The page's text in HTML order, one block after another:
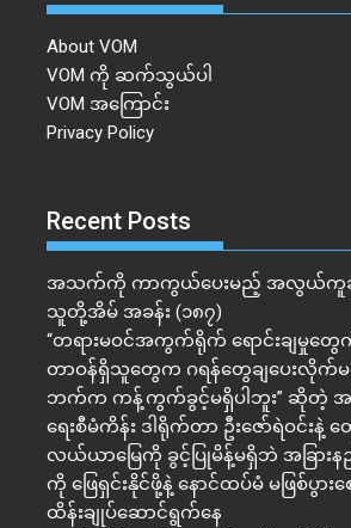
About VOM
VOM ကို ဆက်သွယ်ပါ
VOM အကြောင်း
Privacy Policy
Recent Posts
အသက်ကို ကာကွယ်ပေးမည့် အလွယ်ကူ
သူတို့အိမ် အခန်း (၁၈၇)
“တရားမဝင်အကွက်ရိုက် ရောင်းချမှုတွ
တာဝန်ရှိသူတွေက ဂရန်တွေချပေးလိုက်
ဘက်က ကန့်ကွက်ခွင့်မရှိပါဘူး” ဆိုတဲ့ အမ
ရေးစီမံကိန်း ဒါရိုက်တာ ဦးဇော်ရဲဝင်းနဲ့
လယ်ယာမြေကို ခွင့်ပြုမိန့်မရှိဘဲ အခြားန
ကို ဖြေရှင်းနိုင်ဖို့နဲ့ နောင်ထပ်မံ မဖြစ်ပွာ
ထိန်းချုပ်ဆောင်ရွက်နေ